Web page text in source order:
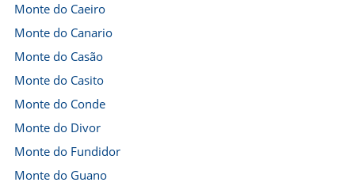
Monte do Caeiro
Monte do Canario
Monte do Casão
Monte do Casito
Monte do Conde
Monte do Divor
Monte do Fundidor
Monte do Guano